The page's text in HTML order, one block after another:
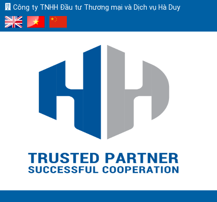
Công ty TNHH Đầu tư Thương mại và Dịch vụ Hà Duy